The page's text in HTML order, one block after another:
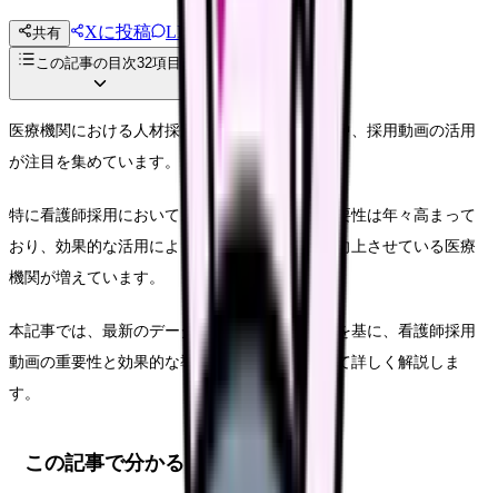
共有 Xに投稿 LINE
投稿文コピー
この記事の目次32項目
医療機関における人材採用の課題が深刻化する中、採用動画の活用
が注目を集めています。
特に看護師採用において、動画コンテンツの重要性は年々高まって
おり、効果的な活用により採用成功率を大きく向上させている医療
機関が増えています。
本記事では、最新のデータと具体的な成功事例を基に、看護師採用
動画の重要性と効果的な導入・活用方法について詳しく解説しま
す。
この記事で分かること